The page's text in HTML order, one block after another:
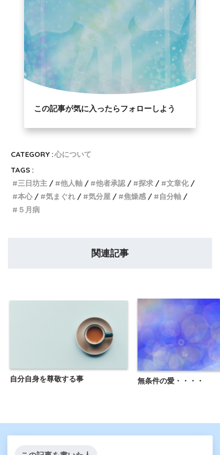
この記事が気に入ったらフォローしよう
CATEGORY :心について
TAGS :
三日坊主
他人軸 他者承認 探求
文章化
本心
気まぐれ 気分屋 焦燥感
自分軸
５月病
関連記事
自分自身を尊敬する事 無条件の愛・・・・